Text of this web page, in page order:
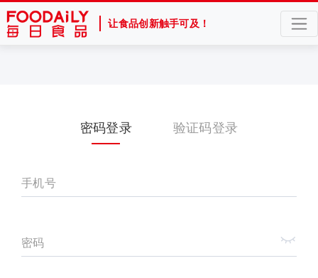
让食品创新触手可及！
密码登录 验证码登录
手机号
密码